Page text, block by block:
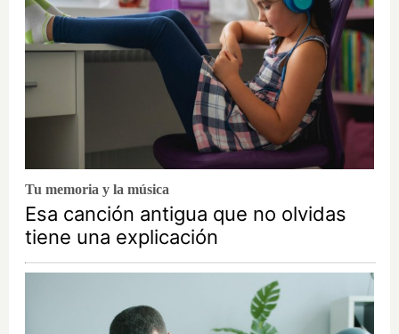
Tu memoria y la música
Esa canción antigua que no olvidas
tiene una explicación